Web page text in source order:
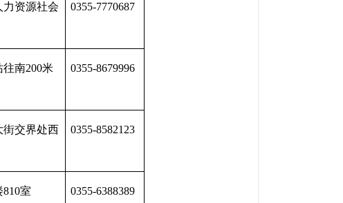
资源社会
0355-7770687
往南200米
0355-8679996
街交界处西
0355-8582123
810室 0355-6388389